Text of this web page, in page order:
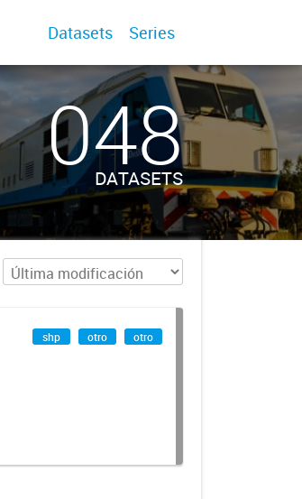
Datasets Series
048
DATASETS
shp otro otro